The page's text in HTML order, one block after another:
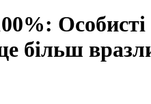
Особисті
більш